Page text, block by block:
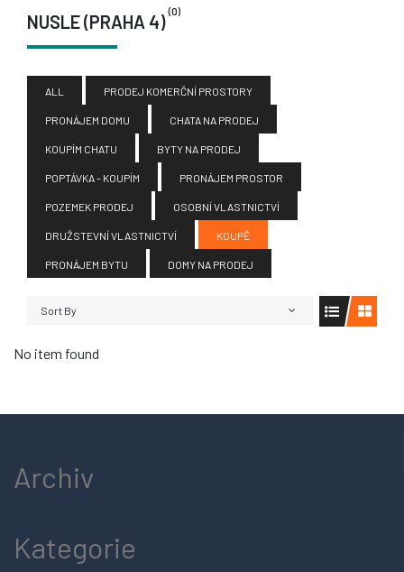
NUSLE (PRAHA 4) (0)
ALL PRODEJ KOMERČNÍ PROSTORY
PRONÁJEM DOMU CHATA NA PRODEJ
KOUPÍM CHATU BYTY NA PRODEJ
POPTÁVKA - KOUPÍM PRONÁJEM PROSTOR
POZEMEK PRODEJ OSOBNÍ VLASTNICTVÍ
DRUŽSTEVNÍ VLASTNICTVÍ KOUPĚ
PRONÁJEM BYTU DOMY NA PRODEJ
Sort By
No item found
Archiv
Kategorie